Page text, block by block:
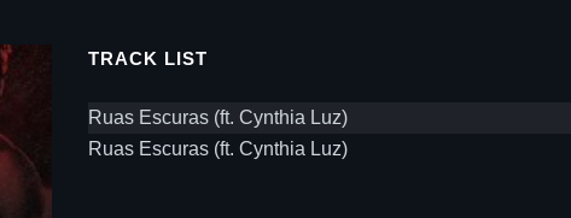
TRACK LIST
Ruas Escuras (ft. Cynthia Luz)
Ruas Escuras (ft. Cynthia Luz)